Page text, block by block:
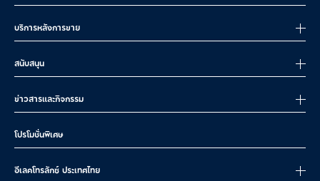
บริการหลังการขาย
สนับสนุน
ข่าวสารและกิจกรรม
โปรโมชั่นพิเศษ
อีเลคโทรลักซ์ ประเทศไทย